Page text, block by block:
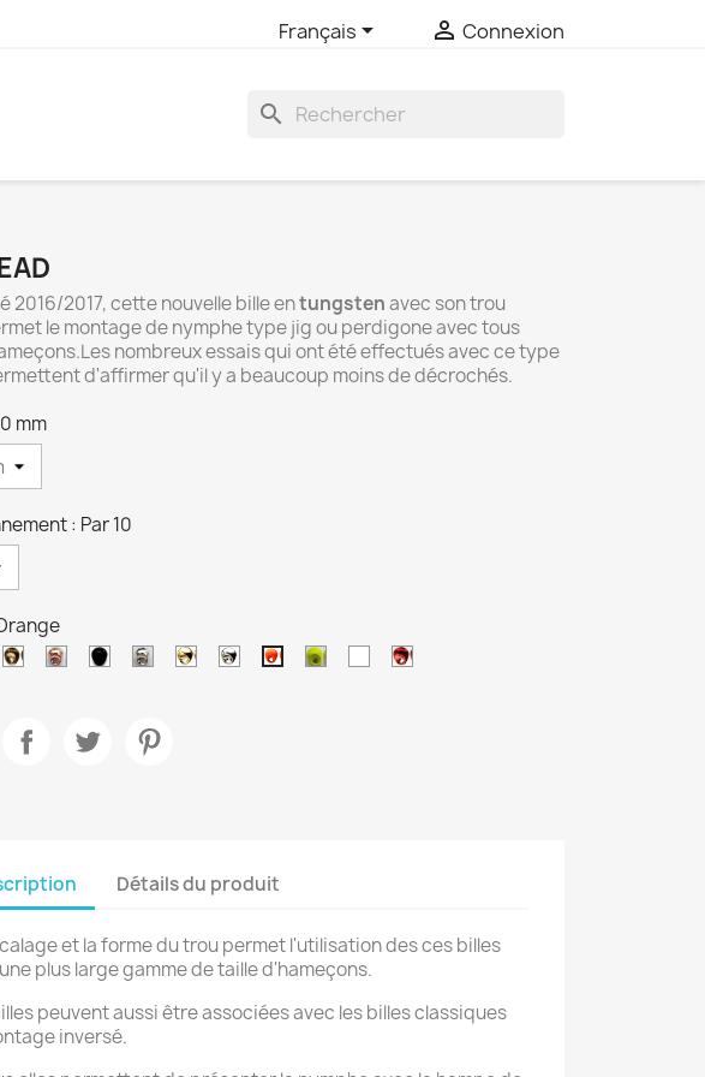
Français  Connexion
search
2016/2017, cette nouvelle bille entungstenavec son trou
le montage de nymphe type jig ou perdigone avec tous
nombreux essais qui ont été effectués avec ce type
d'affirmer qu'il y a beaucoup moins de décrochés.
mm
: Par 10
Métalique
Cuivre Noir NacreOr NickelOrangeChartreuse
BlancMétallique
Détails du produit
et la forme du trou permet l'utilisation des ces billes
plus large gamme de taille d'hameçons.
peuvent aussi être associées avec les billes classiques
inversé.